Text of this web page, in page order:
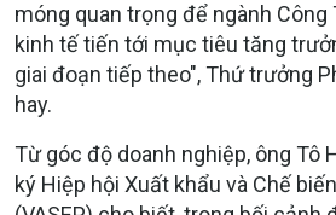
móng quan trọng để ngành
kinh tế tiến tới mục tiêu tăng
giai đoạn tiếp theo", Thứ trưởng
hay.
Từ góc độ doanh nghiệp, ông Tô
ký Hiệp hội Xuất khẩu và Chế